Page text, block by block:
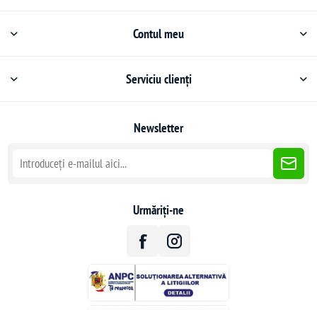
Contul meu
Serviciu clienți
Newsletter
Urmăriți-ne